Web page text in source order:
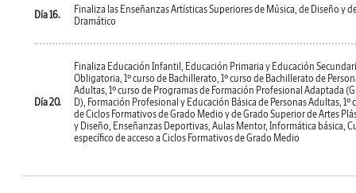
Día 16.
Finaliza las Enseñanzas Artísticas Superiores de Música, de Diseño y
Dramático
Día 20.
Finaliza Educación Infantil, Educación Primaria y Educación
Obligatoria, 1º curso de Bachillerato, 1º curso de Bachillerato de
Adultas, 1º curso de Programas de Formación Profesional Adaptada
D), Formación Profesional y Educación Básica de Personas Adultas, 1º
de Ciclos Formativos de Grado Medio y de Grado Superior de Artes
y Diseño, Enseñanzas Deportivas, Aulas Mentor, Informática básica,
específico de acceso a Ciclos Formativos de Grado Medio